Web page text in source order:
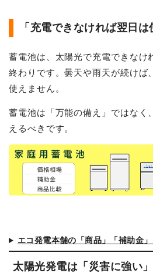
「充電できなければ翌日は
蓄電池は、太陽光で充電できなけ
終わりです。曇天や雨天が続けば
使えません。
蓄電池は「万能の備え」ではなく
えるべきです。
エコ発電本舗の「商品」「補助金
太陽光発電は「災害に強い